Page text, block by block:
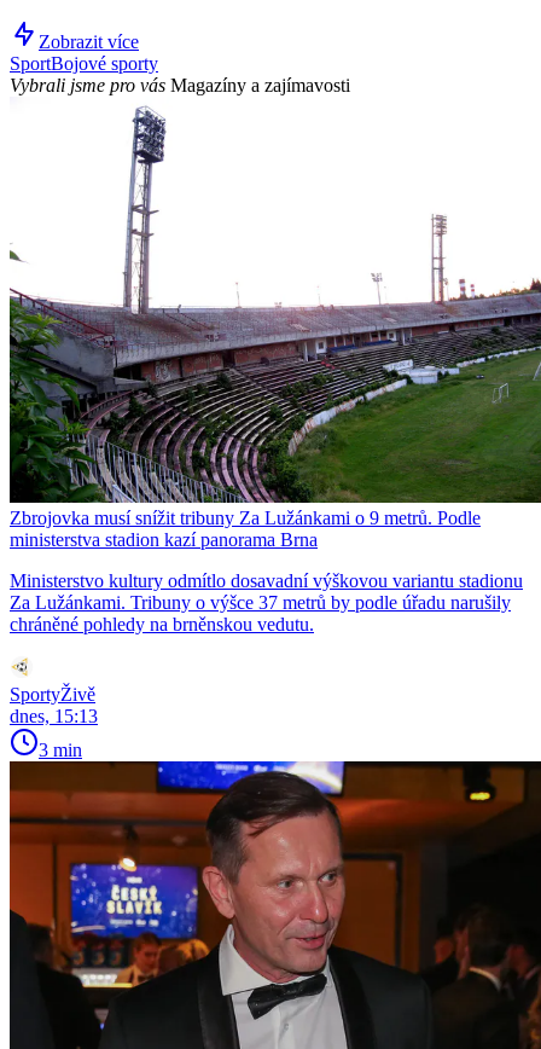
Zobrazit více
SportBojové sporty
Vybrali jsme pro vás Magazíny a zajímavosti
Zbrojovka musí snížit tribuny Za Lužánkami o 9 metrů. Podle
ministerstva stadion kazí panorama Brna
Ministerstvo kultury odmítlo dosavadní výškovou variantu stadionu
Za Lužánkami. Tribuny o výšce 37 metrů by podle úřadu narušily
chráněné pohledy na brněnskou vedutu.
SportyŽivě
dnes, 15:13
3 min